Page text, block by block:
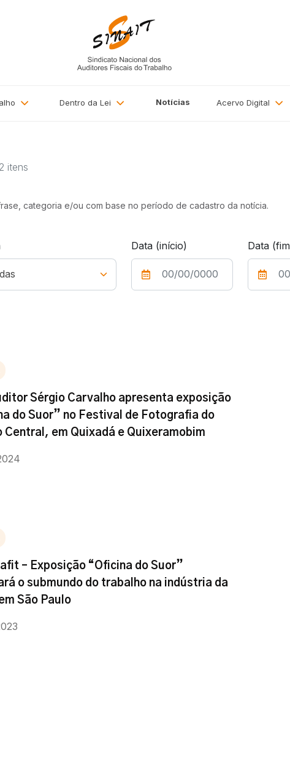
Dentro da Lei Notícias Acervo Digital
2 itens
categoria e/ou com base no período de cadastro da notícia.
Data (início) Data
Sérgio Carvalho apresenta exposição
do Suor” no Festival de Fotografia do
Central, em Quixadá e Quixeramobim
– Exposição “Oficina do Suor”
o submundo do trabalho na indústria da
São Paulo